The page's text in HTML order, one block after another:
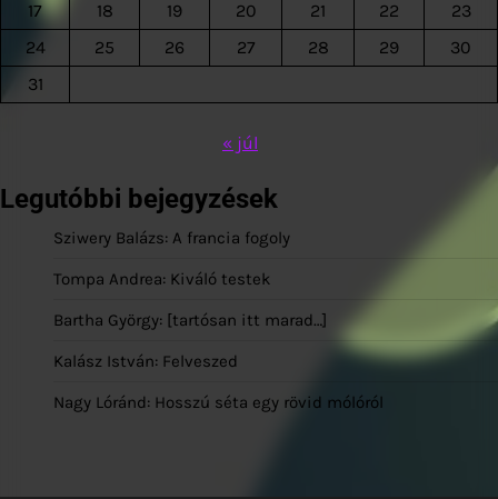
17
18 19 20 21 22
23
24
25 26 27 28 29
30
31
« júl
Legutóbbi bejegyzések
Sziwery Balázs: A francia fogoly
Tompa Andrea: Kiváló testek
Bartha György: [tartósan itt marad…]
Kalász István: Felveszed
Nagy Lóránd: Hosszú séta egy rövid mólóról